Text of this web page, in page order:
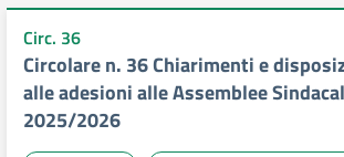
Circ. 36
Circolare n. 36 Chiarimenti e
alle adesioni alle Assemblee
2025/2026